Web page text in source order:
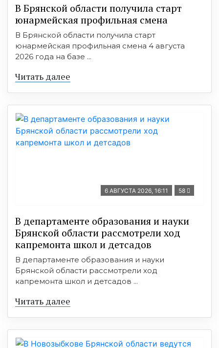
В Брянской области получила старт
юнармейская профильная смена
В Брянской области получила старт
юнармейская профильная смена 4 августа
2026 года на базе ...
Читать далее
6 АВГУСТА 2026, 16:11 58
В департаменте образования и науки
Брянской области рассмотрели ход
капремонта школ и детсадов
В департаменте образования и науки
Брянской области рассмотрели ход
капремонта школ и детсадов ...
Читать далее